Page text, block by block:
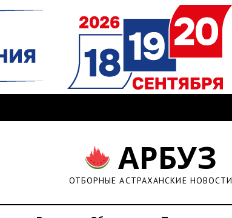
АРБУЗ
ОТБОРНЫЕ АСТРАХАНСКИЕ НОВОСТИ